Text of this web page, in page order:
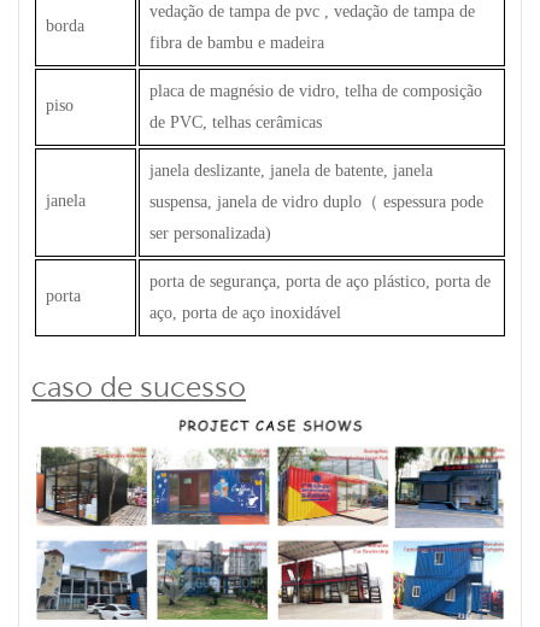
borda
vedação de tampa de pvc , vedação de tampa de
fibra de bambu e madeira
piso
placa de magnésio de vidro, telha de composição
de PVC, telhas cerâmicas
janela
janela deslizante, janela de batente, janela
suspensa, janela de vidro duplo （ espessura pode
ser personalizada)
porta
porta de segurança, porta de aço plástico, porta de
aço, porta de aço inoxidável
caso de sucesso